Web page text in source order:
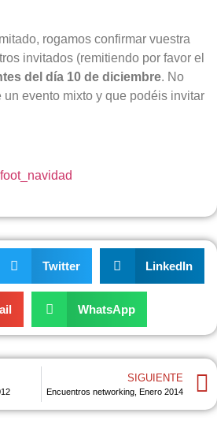
rogamos confirmar vuestra
invitados (remitiendo por favor el
del día 10 de diciembre. No
evento mixto y que podéis invitar
Twitter LinkedIn
WhatsApp
SIGUIENTE
Encuentros networking, Enero 2014